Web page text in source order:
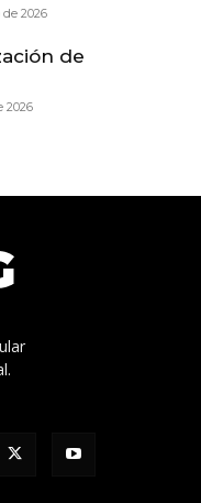
2026
de
2026